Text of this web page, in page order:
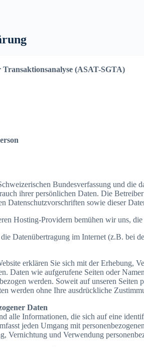
Transaktionsanalyse (ASAT-SGTA)
Bundesverfassung und die
ihrer persönlichen Daten. Die
Datenschutzvorschriften sowie dieser
Hosting-Providern bemühen wir uns,
Datenübertragung im Internet (z.B.
erklären Sie sich mit der Erhebung,
Daten wie aufgerufene Seiten oder
werden. Soweit auf unseren
werden ohne Ihre ausdrückliche
Daten
alle Informationen, die sich auf eine
jeden Umgang mit
Vernichtung und Verwendung